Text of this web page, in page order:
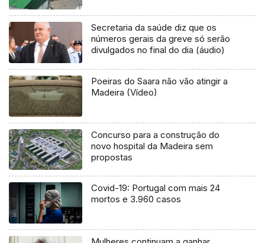
Secretaria da saúde diz que os
números gerais da greve só serão
divulgados no final do dia (áudio)
Poeiras do Saara não vão atingir a
Madeira (Vídeo)
Concurso para a construção do
novo hospital da Madeira sem
propostas
Covid-19: Portugal com mais 24
mortos e 3.960 casos